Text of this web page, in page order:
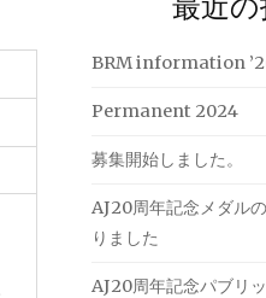
BRM information
Permanent 2024
募集開始しました。
AJ20周年記念メダル
りました
AJ20周年記念パブリ